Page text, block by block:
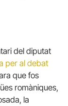
del diputat
per al debat
que fos
romàniques,
la